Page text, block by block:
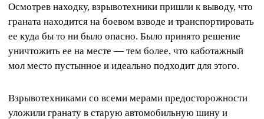
Осмотрев находку, взрывотехники пришли к выводу, что
граната находится на боевом взводе и транспортировать
ее куда бы то ни было опасно. Было принято решение
уничтожить ее на месте — тем более, что каботажный
мол место пустынное и идеально подходит для этого.
Взрывотехниками со всеми мерами предосторожности
уложили гранату в старую автомобильную шину и